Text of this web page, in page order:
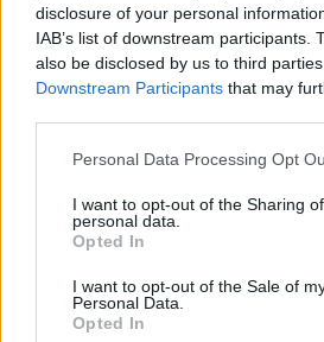
disclosure of your personal
IAB’s list of downstream participants.
also be disclosed by us to third
Downstream Participants that may
Please note that this website/app
not limited to your visit or usage
grant or deny consent to Google and
use your data for below specified
consent section.
Personal Data Processing Opt
I want to opt-out of the Sharing
personal data.
Opted In
I want to opt-out of the Sale of
Personal Data.
Opted In
γνώση από τις παραδοσιακές
αναζήτηση νέων δραστικών
υπάρχουν σε φυτά και δέντρα
αναπτύσσουν χημικά για να
φάρμακα τα οποία, φυσικά,
δικαιώματα πνευματικής
πνευματική ιδιοκτησία
σημαντικό εργαλείο για την